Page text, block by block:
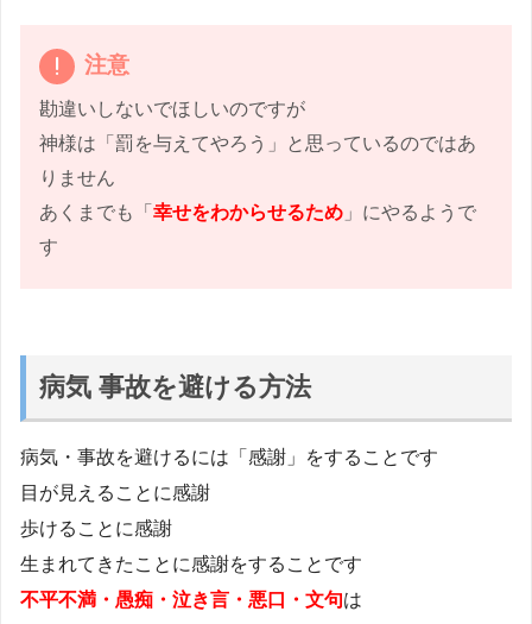
注意
勘違いしないでほしいのですが
神様は「罰を与えてやろう」と思っているのではあ
りません
あくまでも「 幸せをわからせるため 」にやるようで
す
病気 事故を避ける方法
病気・事故を避けるには「感謝」をすることです
目が見えることに感謝
歩けることに感謝
生まれてきたことに感謝をすることです
不平不満・愚痴・泣き言・悪口・文句は